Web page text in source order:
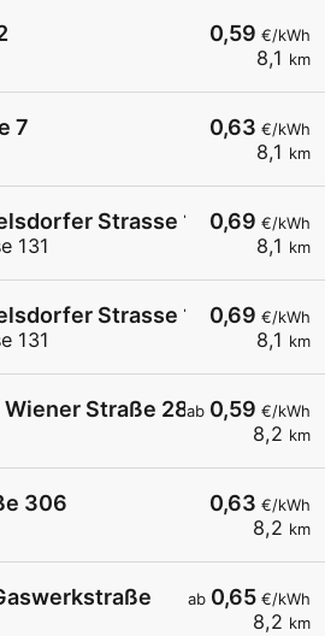
0,59 €/kWh
8,1 km
0,63 €/kWh
8,1 km
7
0,69 €/kWh
8,1 km
Strasse 131 | 2 von 2
131
0,69 €/kWh
8,1 km
Strasse 131 | 1 von 2
131
ab 0,59 €/kWh
8,2 km
Wiener Straße 286
0,63 €/kWh
8,2 km
306
ab 0,65 €/kWh
8,2 km